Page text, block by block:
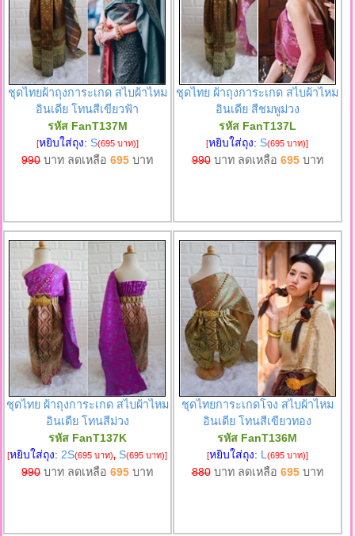
ชุดไทยผ้าถุงการะเกด สไบผ้าไหม
อินเดีย โทนสีเขียวฟ้า
รหัส FanT137M
[หยิบใส่ถุง: S(695 บาท)]
990บาท ลดเหลือ695 บาท
ชุดไทย ผ้าถุงการะเกด สไบผ้าไหม
อินเดีย สีชมพูม่วง
รหัส FanT137L
[หยิบใส่ถุง: S(695 บาท)]
990บาท ลดเหลือ 695บาท
ชุดไทย ผ้าถุงการะเกด สไบผ้าไหม
อินเดีย โทนสีม่วง
รหัส FanT137K
[หยิบใส่ถุง: 2S(695 บาท), S(695 บาท)]
990บาท ลดเหลือ695 บาท
ชุดไทยการะเกดโจง สไบผ้าไหม
อินเดีย โทนสีเขียวทอง
รหัส FanT136M
[หยิบใส่ถุง: L (695 บาท)]
880บาท ลดเหลือ 695บาท